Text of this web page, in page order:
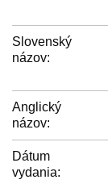
Slovenský
názov:
Anglický
názov:
Dátum
vydania: